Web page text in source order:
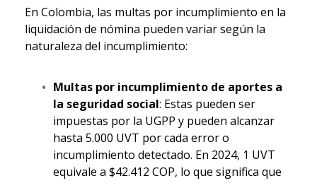
En Colombia, las multas por incumplimiento en la
liquidación de nómina pueden variar según la
naturaleza del incumplimiento:
Multas por incumplimiento de aportes a
la seguridad social: Estas pueden ser
impuestas por la UGPP y pueden alcanzar
hasta 5.000 UVT por cada error o
incumplimiento detectado. En 2024, 1 UVT
equivale a $42.412 COP, lo que significa que